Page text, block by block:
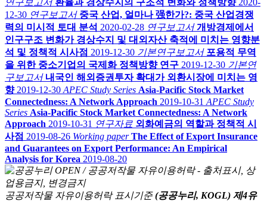
12-30 연구보고서 중국 산업, 얼마나 强한가?: 중국 산업경쟁
력의 미시적 토대 분석 2020-02-28 연구보고서 개방경제에서
인구구조 변화가 경상수지 및 대외자산 축적에 미치는 영향분
석 및 정책적 시사점 2019-12-30 기본연구보고서 포용적 무역
을 위한 중소기업의 국제화 정책방향 연구 2019-12-30 기본연
구보고서 내국인 해외증권투자 확대가 외환시장에 미치는 영
향 2019-12-30 APEC Study Series Asia-Pacific Stock Market
Connectedness: A Network Approach 2019-10-31 APEC Study
Series Asia-Pacific Stock Market Connectedness: A Network
Approach 2019-10-31 연구자료 외화예금의 역할과 정책적 시
사점 2019-08-26 Working paper The Effect of Export Insurance
and Guarantees on Export Performance: An Empirical
Analysis for Korea 2019-08-20
공공저작물 자유이용허락 표시기준 (공공누리, KOGL) 제4유